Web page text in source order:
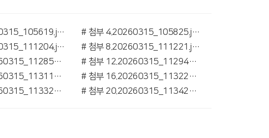
# 첨부 3.20260315_105619.jpg
# 첨부 4.20260315_105825.jpg
# 첨부 7.20260315_111204.jpg
# 첨부 8.20260315_111221.jpg
# 첨부 11.20260315_112854.jpg
# 첨부 12.20260315_112940.jpg
# 첨부 15.20260315_113118.jpg
# 첨부 16.20260315_113225.jpg
# 첨부 19.20260315_113322.jpg # 첨부 20.20260315_113427.jpg